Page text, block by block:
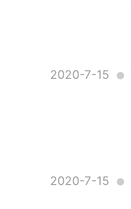
2020-7-15
2020-7-15